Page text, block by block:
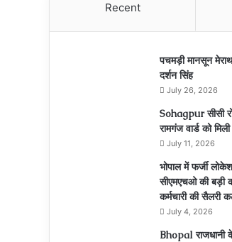
Recent
पचमड़ी मानसून
दर्शन सिंह
July 26, 2026
Sohagpur सीसी
रामगंज वार्ड को
July 11, 2026
भोपाल में फर्जी
सीएमएचओ की बड़ी
कर्मचारी की सैलरी
July 4, 2026
Bhopal राजधानी